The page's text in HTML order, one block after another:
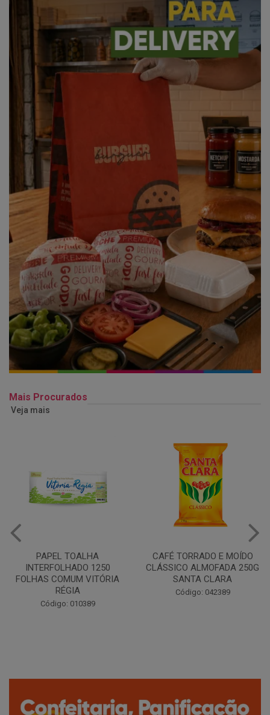
Mais Procurados
Veja mais
CAFÉ TORRADO E MOÍDO
CLÁSSICO ALMOFADA 250G
SANTA CLARA
Código: 042389
Copo Plástico Branco 180ml
Pacote c/100 - Cristalcopo
Código: 031413